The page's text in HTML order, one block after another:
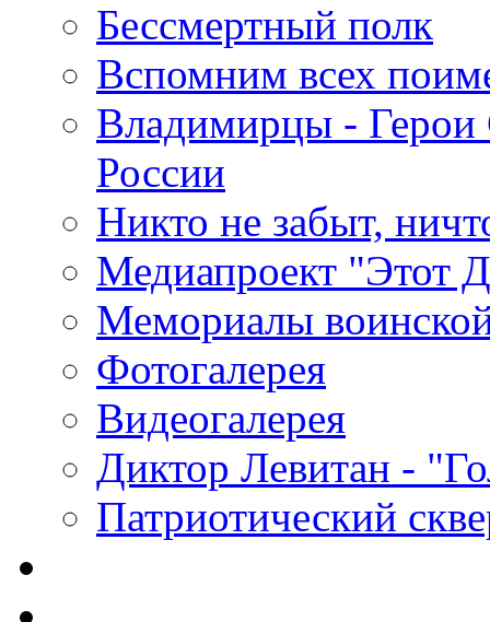
Бессмертный полк
Вспомним всех
Владимирцы - Герои
России
Никто не забыт,
Медиапроект "Этот
Мемориалы
Фотогалерея
Видеогалерея
Диктор Левитан -
Патриотический